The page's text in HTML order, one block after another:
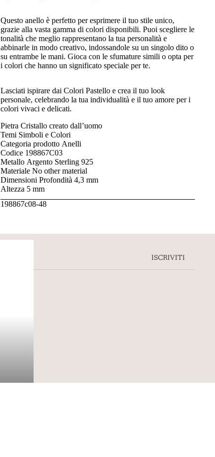
Questo anello è perfetto per esprimere il tuo stile unico,
grazie alla vasta gamma di colori disponibili. Puoi scegliere le
tonalità che meglio rappresentano la tua personalità e
abbinarle in modo creativo, indossandole su un singolo dito o
su entrambe le mani. Gioca con le sfumature simili o opta per
i colori che hanno un significato speciale per te.
Lasciati ispirare dai Colori Pastello e crea il tuo look
personale, celebrando la tua individualità e il tuo amore per i
colori vivaci e delicati.
Pietra Cristallo creato dall’uomo
Temi Simboli e Colori
Categoria prodotto Anelli
Codice 198867C03
Metallo Argento Sterling 925
Materiale No other material
Dimensioni Profondità 4,3 mm
Altezza 5 mm
198867c08-48
ISCRIVITI